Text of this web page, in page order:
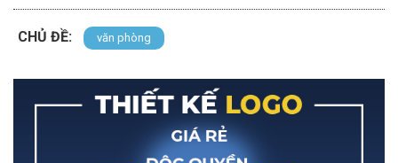
CHỦ ĐỀ: văn phòng